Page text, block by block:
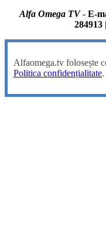
Alfa Omega TV- E-
284913|
Alfaomega.tv folosește
Politica confidențialitate.